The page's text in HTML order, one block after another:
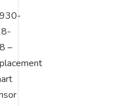
thiết bị HVAC
HVAC